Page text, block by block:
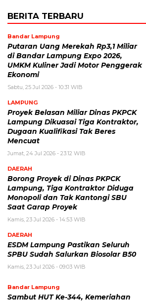
BERITA TERBARU
Bandar Lampung
Putaran Uang Merekah Rp3,1 Miliar
di Bandar Lampung Expo 2026,
UMKM Kuliner Jadi Motor Penggerak
Ekonomi
Sabtu, 25 Jul 2026 - 10:31 WIB
LAMPUNG
Proyek Belasan Miliar Dinas PKPCK
Lampung Dikuasai Tiga Kontraktor,
Dugaan Kualifikasi Tak Beres
Mencuat
Jumat, 24 Jul 2026 - 23:12 WIB
DAERAH
Borong Proyek di Dinas PKPCK
Lampung, Tiga Kontraktor Diduga
Monopoli dan Tak Kantongi SBU
Saat Garap Proyek
Kamis, 23 Jul 2026 - 14:53 WIB
DAERAH
ESDM Lampung Pastikan Seluruh
SPBU Sudah Salurkan Biosolar B50
Kamis, 23 Jul 2026 - 09:03 WIB
Bandar Lampung
Sambut HUT Ke-344, Kemeriahan